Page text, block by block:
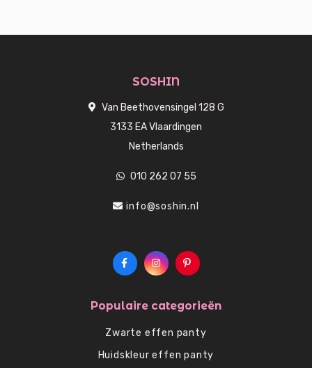
SOSHIN
Van Beethovensingel 128 G
3133 EA Vlaardingen
Netherlands
010 262 07 55
info@soshin.nl
Populaire categorieën
Zwarte effen panty
Huidskleur effen panty